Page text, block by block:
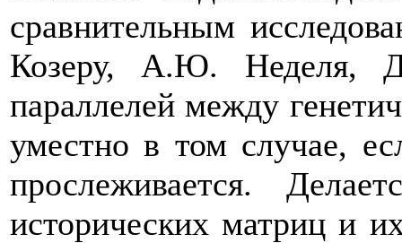
сравнительным
Козеру, А.Ю. Неделя,
параллелей между
уместно в том случае,
прослеживается.
исторических матриц и